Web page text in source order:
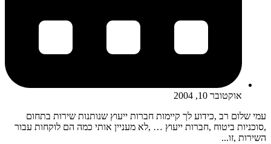
אוקטובר 10, 2004
עמי שלום רב ,כידוע לך קיימות חברות ייעוץ שנותנות שירות בתחום
,סוכניות ביטוח ,חברות ייעוץ … ,לא מעניין אותי כמה הם לוקחות עבור
השירות ,זו...